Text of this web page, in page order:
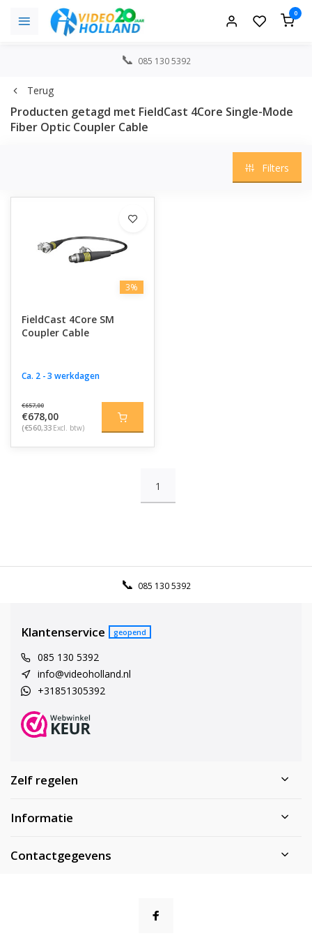
0
085 130 5392
Terug
Producten getagd met FieldCast 4Core Single-Mode
Fiber Optic Coupler Cable
Filters
3%
FieldCast 4Core SM
Coupler Cable
Ca. 2 - 3 werkdagen
€657,00
€678,00
(€560,33 Excl. btw)
1
085 130 5392
Klantenservice geopend
085 130 5392
info@videoholland.nl
+31851305392
Zelf regelen
Informatie
Contactgegevens